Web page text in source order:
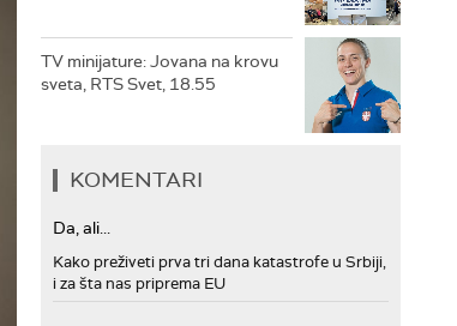
TV minijature: Jovana na krovu
sveta, RTS Svet, 18.55
KOMENTARI
Da, ali...
Kako preživeti prva tri dana katastrofe u Srbiji,
i za šta nas priprema EU